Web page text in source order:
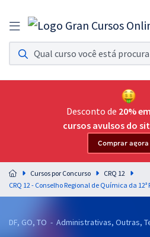
Assinatura Ilimitada 11
Acesso a todos os cursos. Teste grátis por 7
Assinatura OAB Até Passar
Acesso ilimitado a toda preparação para o
Residências Multiprofissionais
Preparação completa e intensiva para as
residências em saúde do Brasil
Desconto de 20%
cursos avulsos do
Comprar agora
Cursos por Concurso
CRQ 12
DF, GO, TO - Administrativas, Outras,